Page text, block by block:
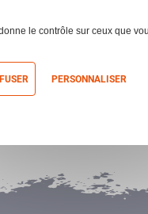
le contrôle sur ceux que
PERSONNALISER